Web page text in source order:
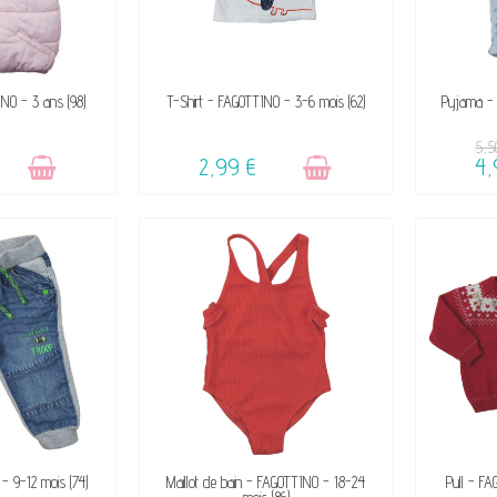
SON SUCCÈS
- 3 ans (98)
VENDU, VICTIME DE SON SUCCÈS
T-Shirt - FAGOTTINO - 3-6 mois (62)
2,99 €
VENDU,
Pyjama -
SON SUCCÈS
- 9-12 mois (74)
VENDU, VICTIME DE SON SUCCÈS
Maillot de bain - FAGOTTINO - 18-24
VENDU,
Pull -